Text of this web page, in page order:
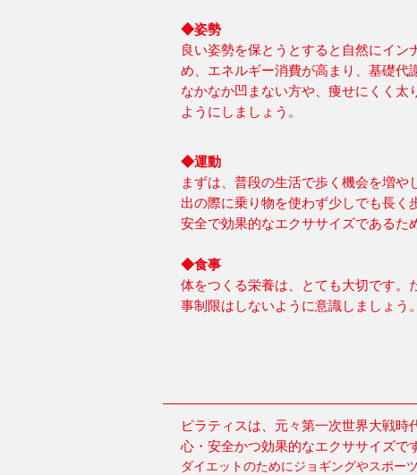
◆姿勢
良い姿勢を保とうとすると自然にイン
め、エネルギー消費が高まり、基礎
なかなか凹まない方や、痩せにくく
ようにしましょう。
◆運動
まずは、普段の生活で歩く機会を増
出の際に乗り物を使わず少しでも長く
安全で効果的なエクササイズであるた
◆食事
体をつくる栄養は、とても大切です
事制限はしないように意識しましょう。
ピラティスは、元々第一次世界大戦
心・安全かつ効果的なエクササイズです
ダイエットのためにジョギングやスポー